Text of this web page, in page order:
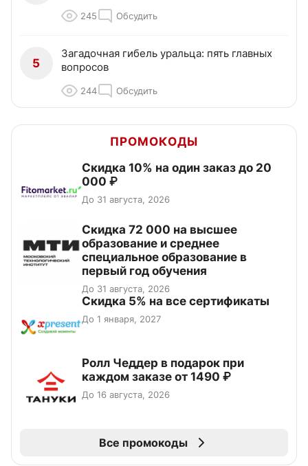
245 Обсудить
5
Загадочная гибель уральца: пять главных
вопросов
244 Обсудить
ПРОМОКОДЫ
Скидка 10% на один заказ до 20
000 ₽
До 31 августа, 2026
Скидка 72 000 на высшее
образование и среднее
специальное образование в
первый год обучения
До 31 августа, 2026
Скидка 5% на все сертификаты
До 1 января, 2027
Ролл Чеддер в подарок при
каждом заказе от 1490 ₽
До 16 августа, 2026
Все промокоды